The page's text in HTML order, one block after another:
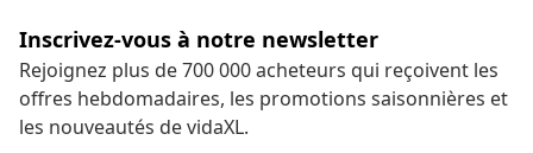
Inscrivez-vous à notre newsletter
Rejoignez plus de 700 000 acheteurs qui reçoivent les
offres hebdomadaires, les promotions saisonnières et
les nouveautés de vidaXL.